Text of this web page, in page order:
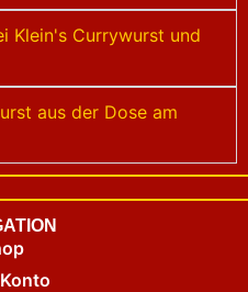
Klein's Currywurst und
aus der Dose am